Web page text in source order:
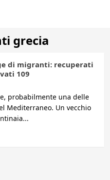
grecia
di migranti: recuperati
109
probabilmente una delle
Mediterraneo. Un vecchio